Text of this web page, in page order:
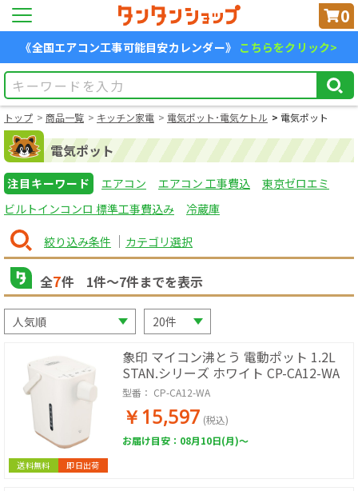
0
《全国エアコン工事可能目安カレンダー》 こちらをクリック>
トップ 商品一覧 キッチン家電 電気ポット･電気ケトル 電気ポット
電気ポット
注目キーワード エアコン エアコン 工事費込
東京ゼロエミ
ビルトインコンロ 標準工事費込み
冷蔵庫
絞り込み条件 カテゴリ選択
全7件 1件〜7件までを表示
送料無料 即日出荷
象印 マイコン沸とう 電動ポット 1.2L
STAN.シリーズ ホワイト CP-CA12-WA
型番： CP-CA12-WA
￥15,597 (税込)
お届け目安：08月10日(月)～